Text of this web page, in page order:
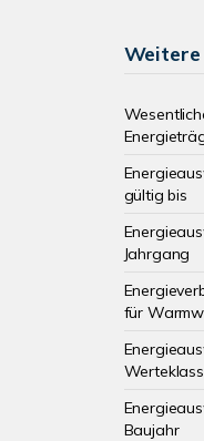
gültig bis
Jahrgang
für
Baujahr